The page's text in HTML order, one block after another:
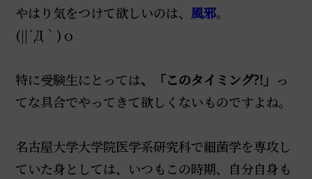
やはり気をつけて欲しいのは、 風邪。
(||´Д｀)ｏ
特に受験生にとっては、「このタイミング?!」 っ
てな具合でやってきて欲しくないものですよね。
名古屋大学大学院医学系研究科で細菌学を専攻し
ていた身としては、いつもこの時期、自分自身も